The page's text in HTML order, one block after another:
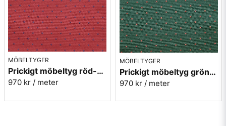
MÖBELTYGER
Prickigt möbeltyg röd-blå Micro nr.31
970 kr / meter
MÖBELTYGER
Prickigt möbeltyg grön-röd Micro nr.72
970 kr / meter